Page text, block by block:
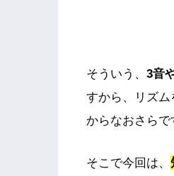
そういう、 3音
すから、リズ
からなおさら
そこで今回は、